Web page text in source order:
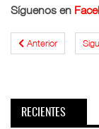
Síguenos en
Anterior
RECIENTES